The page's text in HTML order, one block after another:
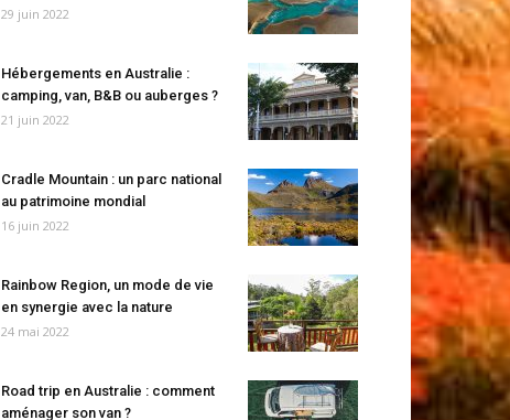
29 juin 2022
Hébergements en Australie :
camping, van, B&B ou auberges ?
21 juin 2022
Cradle Mountain : un parc national
au patrimoine mondial
16 juin 2022
Rainbow Region, un mode de vie
en synergie avec la nature
24 mai 2022
Road trip en Australie : comment
aménager son van ?